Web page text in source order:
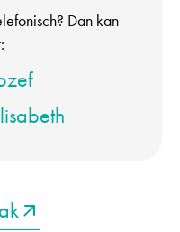
Dan kan